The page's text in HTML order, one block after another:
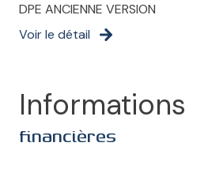
DPE ANCIENNE VERSION
Voir le détail
Informations
financières